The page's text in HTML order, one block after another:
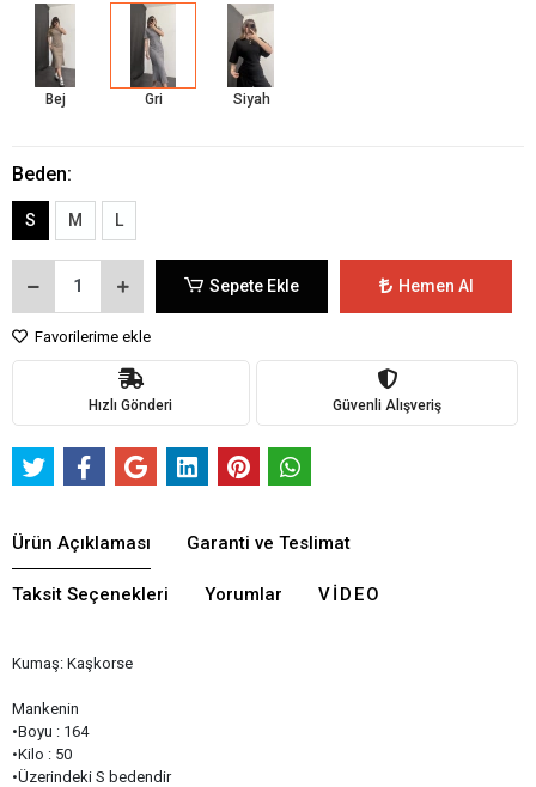
Bej Gri Siyah
Beden:
S M L
Sepete Ekle Hemen Al
Favorilerime ekle
Hızlı Gönderi Güvenli Alışveriş
Ürün Açıklaması Garanti ve Teslimat
Taksit Seçenekleri Yorumlar VIDEO
Kumaş: Kaşkorse
Mankenin
•Boyu : 164
•Kilo : 50
•Üzerindeki S bedendir